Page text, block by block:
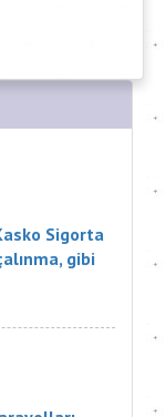
Sigorta
gibi